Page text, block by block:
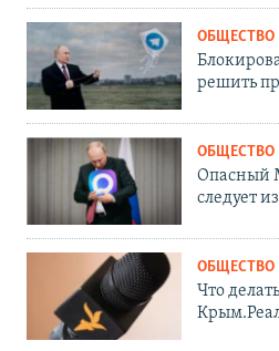
ОБЩЕСТВО
решить
ОБЩЕСТВО
Опасный
следует
ОБЩЕСТВО
Что